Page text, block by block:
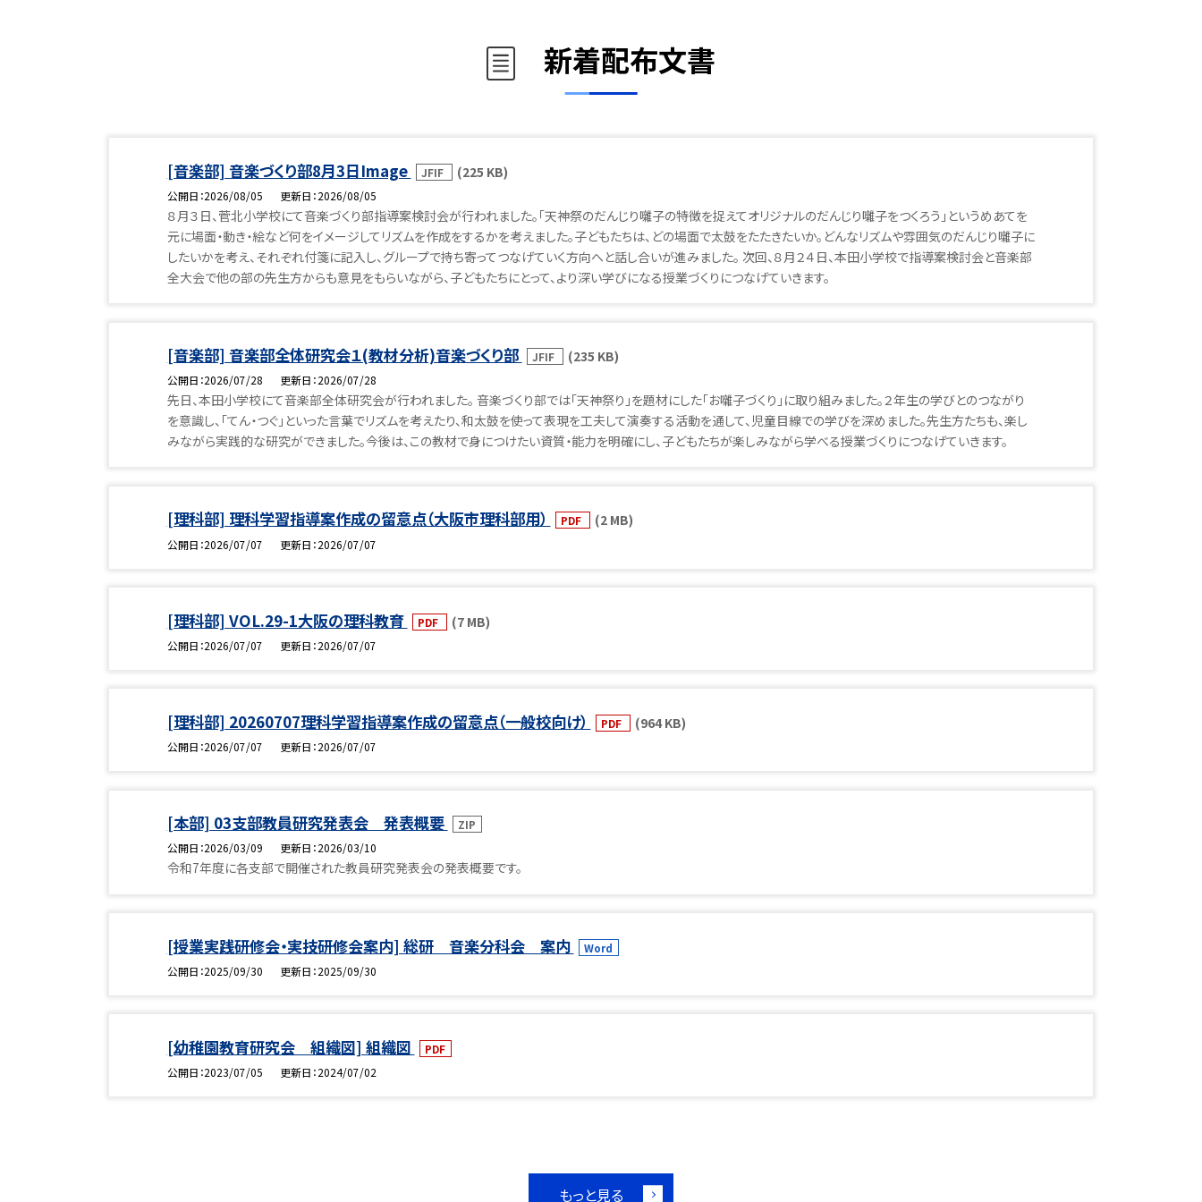
新着配布文書
[音楽部] 音楽づくり部8月3日Image JFIF (225 KB)
公開日 2026/08/05 更新日 2026/08/05
８月３日、菅北小学校にて音楽づくり部指導案検討会が行われました。「天神祭のだんじり囃子の特徴を捉えてオリジナルのだんじり囃子をつくろう」というめあてを
元に場面・動き・絵など何をイメージしてリズムを作成をするかを考えました。子どもたちは、どの場面で太鼓をたたきたいか。どんなリズムや雰囲気のだんじり囃子に
したいかを考え、それぞれ付箋に記入し、グループで持ち寄ってつなげていく方向へと話し合いが進みました。 次回、８月２４日、本田小学校で指導案検討会と音楽部
全大会で他の部の先生方からも意見をもらいながら、子どもたちにとって、より深い学びになる授業づくりにつなげていきます。
[音楽部] 音楽部全体研究会１(教材分析)音楽づくり部 JFIF (235 KB)
公開日 2026/07/28 更新日 2026/07/28
先日、本田小学校にて音楽部全体研究会が行われました。 音楽づくり部では「天神祭り」を題材にした「お囃子づくり」に取り組みました。２年生の学びとのつながり
を意識し、「てん・つぐ」といった言葉でリズムを考えたり、和太鼓を使って表現を工夫して演奏する活動を通して、児童目線での学びを深めました。先生方たちも、楽し
みながら実践的な研究ができました。今後は、この教材で身につけたい資質・能力を明確にし、子どもたちが楽しみながら学べる授業づくりにつなげていきます。
[理科部] 理科学習指導案作成の留意点（大阪市理科部用） PDF (2 MB)
公開日 2026/07/07 更新日 2026/07/07
[理科部] VOL.29-1大阪の理科教育 PDF (7 MB)
公開日 2026/07/07 更新日 2026/07/07
[理科部] 20260707理科学習指導案作成の留意点（一般校向け） PDF (964 KB)
公開日 2026/07/07 更新日 2026/07/07
[本部] 03支部教員研究発表会 発表概要
ZIP
公開日 2026/03/09 更新日 2026/03/10
令和7年度に各支部で開催された教員研究発表会の発表概要です。
[授業実践研修会・実技研修会案内] 総研 音楽分科会 案内
Word
公開日 2025/09/30 更新日 2025/09/30
[幼稚園教育研究会 組織図] 組織図
PDF
公開日 2023/07/05 更新日 2024/07/02
もっと見る